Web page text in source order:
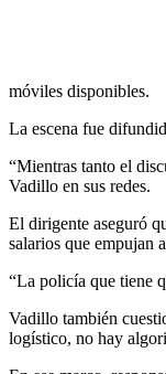
móviles disponibles.
La escena fue
“Mientras tanto el
Vadillo en sus redes.
El dirigente aseguró
salarios que empujan
“La policía que tiene
Vadillo también
logístico, no hay